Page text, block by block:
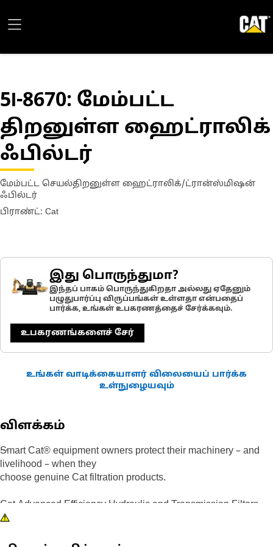
5I-8670: மேம்பட்ட
திறனுள்ள ஹைட்ராலிக்
ஃபில்டர்
மேம்பட்ட செயல்திறனுள்ள ஹைட்ராலிக்/ட்ரான்ஸ்மிஷன்
ஃபில்டர்
பிராண்ட்: Cat
இது பொருந்துமா?
இந்தப் பாகம் பொருந்துகிறதா அல்லது ஏதேனும்
பழுதுபார்ப்பு விருப்பங்கள் உள்ளதா என்பதைப்
பார்க்க, உங்கள் உபகரணத்தைச் சேர்க்கவும்.
உபகரணங்களைச் சேர்
உங்கள் வாடிக்கையாளர் விலையைப் பார்க்க
உள்நுழையவும்
விளக்கம்
Smart Cat® equipment owners protect their machinery – and
livelihood – when they
choose genuine Cat filtration products.
Cat Advanced Efficiency Hydraulic and Transmission Filters
provide increased contamination control without giving up